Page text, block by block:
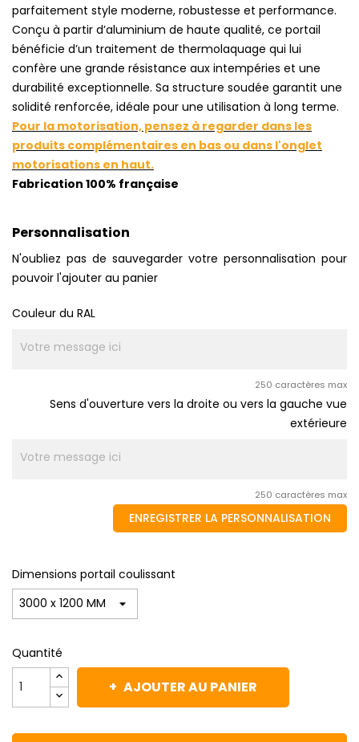
parfaitement style moderne, robustesse et performance.
Conçu à partir d’aluminium de haute qualité, ce portail
bénéficie d’un traitement de thermolaquage qui lui
confère une grande résistance aux intempéries et une
durabilité exceptionnelle. Sa structure soudée garantit une
solidité renforcée, idéale pour une utilisation à long terme.
Pour la motorisation, pensez à regarder dans les
produits complémentaires en bas ou dans l'onglet
motorisations en haut.
Fabrication 100% française
Personnalisation
N'oubliez pas de sauvegarder votre personnalisation pour
pouvoir l'ajouter au panier
Couleur du RAL
250 caractères max
Sens d'ouverture vers la droite ou vers la gauche vue
extérieure
250 caractères max
ENREGISTRER LA PERSONNALISATION
Dimensions portail coulissant
Quantité
AJOUTER AU PANIER